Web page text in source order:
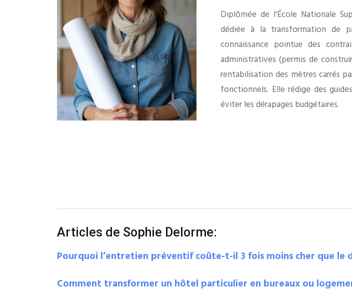
Diplômée de l'École Nationale
dédiée à la transformation de
connaissance pointue des
administratives (permis de
rentabilisation des mètres carrés
fonctionnels. Elle rédige des
éviter les dérapages budgétaires.
Articles de Sophie Delorme:
Pourquoi l’entretien préventif coûte-t-il 3 fois moins cher que le
Comment transformer un hôtel particulier en bureaux ou